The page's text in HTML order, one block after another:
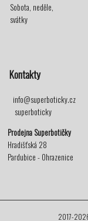
Sobota, neděle,
svátky
Kontakty
info@superboticky.cz
superboticky
Prodejna Superbotičky
Hradišťská 28
Pardubice - Ohrazenice
2017-